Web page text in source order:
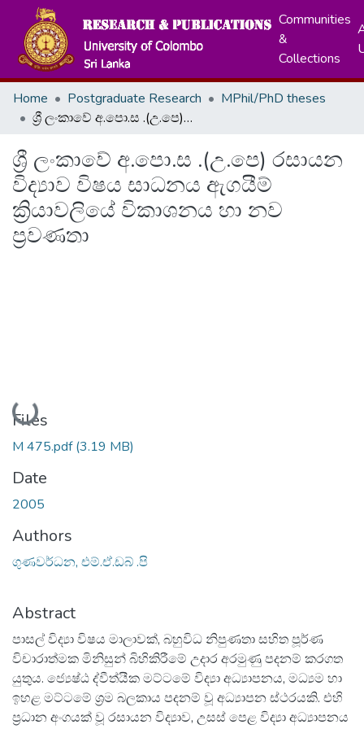
Communities
&
Collections
Home Postgraduate Research
MPhil/PhD theses
ශ්‍රී ලංකාවේ අ.පො.ස .(උ.පෙ) රසායන විද්‍යාව විෂය සාධනය ඇගයීම් ක්‍රියාවලියේ විකාශනය හා නව ප්‍රවණතා
ශ්‍රී ලංකාවේ අ.පො.ස .(උ.පෙ) රසායන
විද්‍යාව විෂය සාධනය ඇගයීම්
ක්‍රියාවලියේ විකාශනය හා නව
ප්‍රවණතා
Loading...
Files
M 475.pdf(3.19 MB)
Date
2005
Authors
ගුණවර්ධන, එම්.ඒ.ඩබ් .පි
Abstract
පාසල් විද්‍යා විෂය මාලාවක්, බහුවිධ නිපුණතා සහිත පූර්ණ
විචාරාත්මක මිනිසුන් බිහිකිරීමේ උදාර අරමුණු පදනම් කරගත
යුතුය. ජ්‍යෙෂ්ඨ ද්වීත්යීක මට්ටමේ විද්‍යා අධ්‍යාපනය, මධ්‍යම හා
ඉහළ මට්ටමේ ශ්‍රම බලකාය පදනම් වූ අධ්‍යාපන ස්ථරයකි. එහි
ප්‍රධාන අංගයක් වූ රසායන විද්‍යාව, උසස් පෙළ විද්‍යා අධ්‍යාපනය